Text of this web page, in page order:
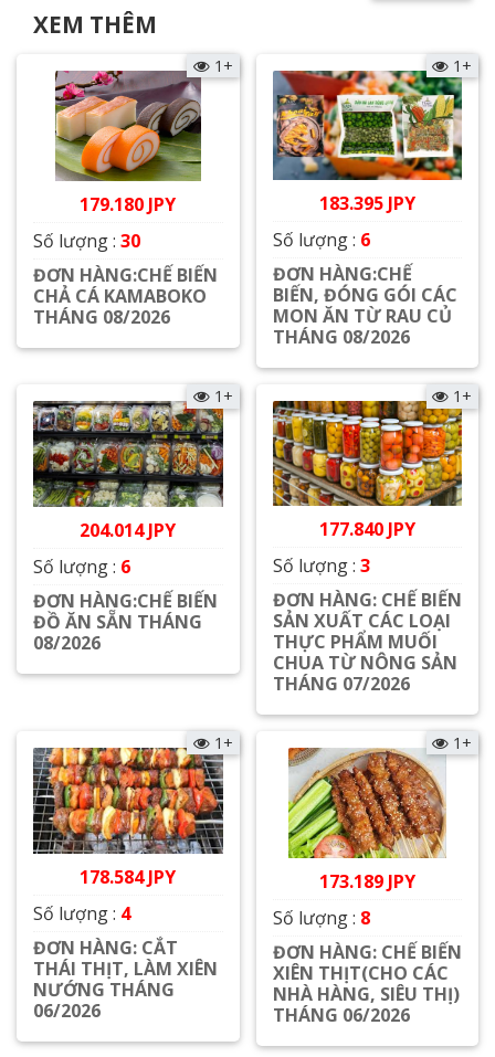
XEM THÊM
1+
179.180 JPY
Số lượng : 30
ĐƠN HÀNG:CHẾ BIẾN
CHẢ CÁ KAMABOKO
THÁNG 08/2026
Xem chi tiết
1+
183.395 JPY
Số lượng : 6
ĐƠN HÀNG:CHẾ
BIẾN, ĐÓNG GÓI CÁC
MON ĂN TỪ RAU CỦ
THÁNG 08/2026
Xem chi tiết
1+
204.014 JPY
Số lượng : 6
ĐƠN HÀNG:CHẾ BIẾN
ĐỒ ĂN SẴN THÁNG
08/2026
Xem chi tiết
1+
177.840 JPY
Số lượng : 3
ĐƠN HÀNG: CHẾ BIẾN
SẢN XUẤT CÁC LOẠI
THỰC PHẨM MUỐI
CHUA TỪ NÔNG SẢN
THÁNG 07/2026
Xem chi tiết
1+
178.584 JPY
Số lượng : 4
ĐƠN HÀNG: CẮT
THÁI THỊT, LÀM XIÊN
NƯỚNG THÁNG
06/2026
Xem chi tiết
1+
173.189 JPY
Số lượng : 8
ĐƠN HÀNG: CHẾ BIẾN
XIÊN THỊT(CHO CÁC
NHÀ HÀNG, SIÊU THỊ)
THÁNG 06/2026
Xem chi tiết